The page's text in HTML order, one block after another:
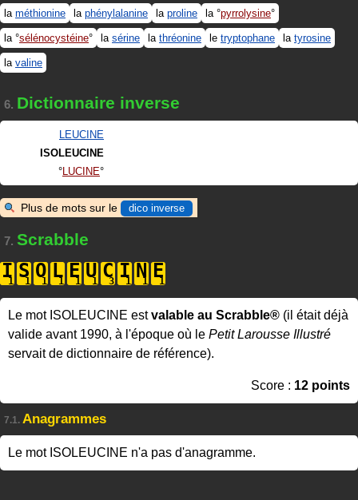
la méthionine la phénylalanine la proline la pyrrolysine
la sélénocystéine la sérine la thréonine le tryptophane la tyrosine
la valine
6. Dictionnaire inverse
LEUCINE
ISOLEUCINE
LUCINE
Plus de mots sur le dico inverse
7. Scrabble
I S O L E U C I N E
Le mot ISOLEUCINE estvalable au Scrabble® (il était déjà
valide avant 1990, à l'époque où le Petit Larousse Illustré
servait de dictionnaire de référence).
Score : 12 points
7.1. Anagrammes
Le mot ISOLEUCINE n'a pas d'anagramme.